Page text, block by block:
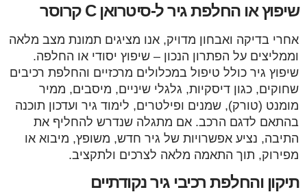
שיפוץ או החלפת גיר ל-סיטרואן C קרוסר
אחרי בדיקה ואבחון מדויק, אנו מציגים תמונת מצב מלאה
וממליצים על הפתרון הנכון – שיפוץ יסודי או החלפה.
שיפוץ גיר כולל טיפול במכלולים מרכזיים והחלפת רכיבים
שחוקים, כגון דיסקיות, גלגלי שיניים, מיסבים, ממיר
מומנט (טורק), שמנים ופילטרים, לימוד גיר ועדכון תוכנה
בהתאם לדגם הרכב. אם מתגלה שנדרש להחליף את
התיבה, נציע אפשרויות של גיר חדש, משופץ, מיבוא או
מפירוק, תוך התאמה מלאה לצרכים ולתקציב.
תיקון והחלפת רכיבי גיר נקודתיים